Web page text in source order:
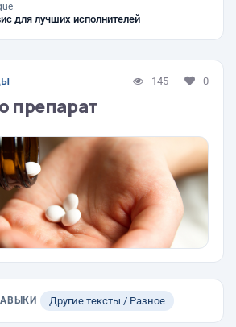
для лучших исполнителей
145 0
препарат
Другие тексты / Разное